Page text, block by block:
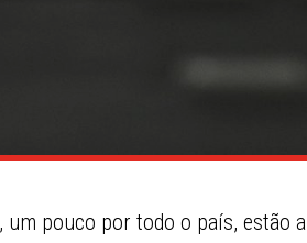
um pouco por todo o país, estão a